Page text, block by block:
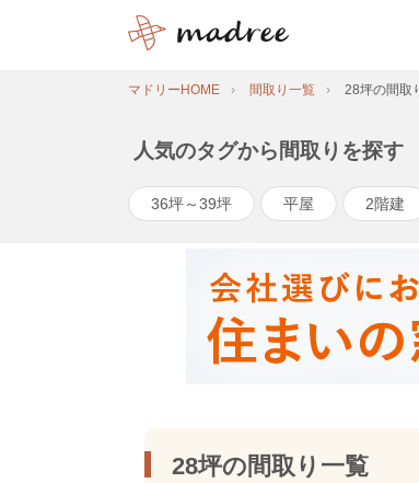
マドリーHOME 間取り一覧 28坪の間取
人気のタグから間取りを探す
36坪～39坪 平屋 2階建
28坪の間取り一覧